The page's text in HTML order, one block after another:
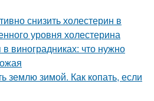
снизить холестерин в
уровня холестерина
виноградниках: что нужно
землю зимой. Как копать, если